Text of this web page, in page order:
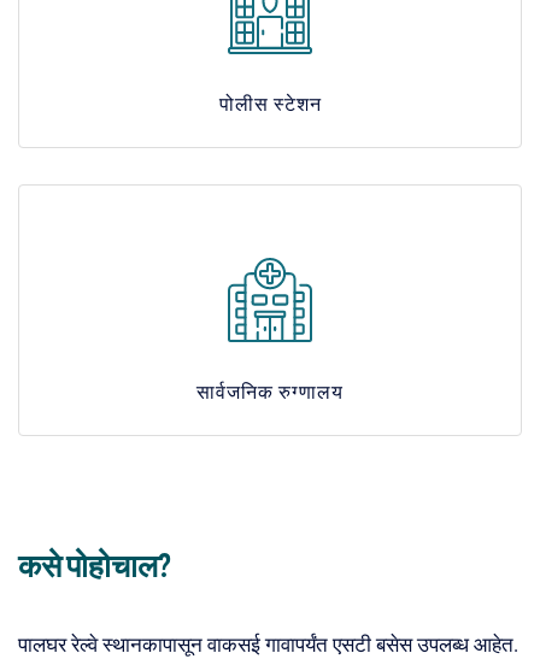
पोलीस स्टेशन
सार्वजनिक रुग्णालय
कसे पोहोचाल?
पालघर रेल्वे स्थानकापासून वाकसई गावापर्यंत एसटी बसेस उपलब्ध आहेत.